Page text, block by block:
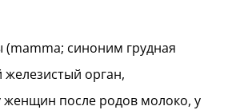
синоним грудная
орган,
после родов молоко, у